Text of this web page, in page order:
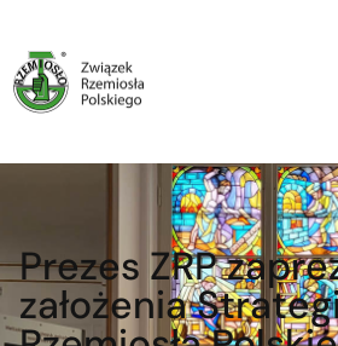
Prezes ZRP
założenia